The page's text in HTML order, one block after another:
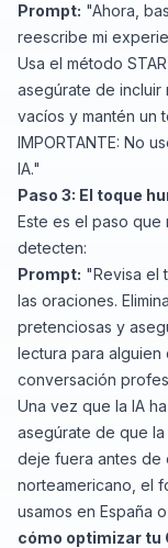
Prompt: "Ahora,
reescribe mi
Usa el método
asegúrate de incluir
vacíos y mantén un
IMPORTANTE: No
IA."
Paso 3: El toque
Este es el paso
detecten:
Prompt: "Revisa el
las oraciones.
pretenciosas y
lectura para alguien
conversación
Una vez que la IA
asegúrate de que
deje fuera antes de
norteamericano, el
usamos en España
cómo optimizar tu